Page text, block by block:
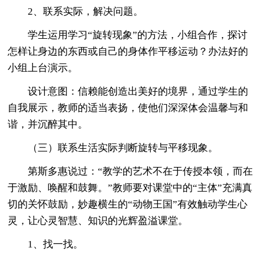
2、联系实际，解决问题。
学生运用学习“旋转现象”的方法，小组合作，探讨
怎样让身边的东西或自己的身体作平移运动？办法好的
小组上台演示。
设计意图：信赖能创造出美好的境界，通过学生的
自我展示，教师的适当表扬，使他们深深体会温馨与和
谐，并沉醉其中。
（三）联系生活实际判断旋转与平移现象。
第斯多惠说过：“教学的艺术不在于传授本领，而在
于激励、唤醒和鼓舞。”教师要对课堂中的“主体”充满真
切的关怀鼓励，妙趣横生的“动物王国”有效触动学生心
灵，让心灵智慧、知识的光辉盈溢课堂。
1、找一找。